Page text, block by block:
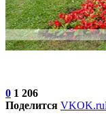
0 1 206
Поделится VKOK.ru